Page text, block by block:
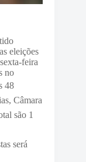
eleições
feira
no
48
Câmara
são 1
será